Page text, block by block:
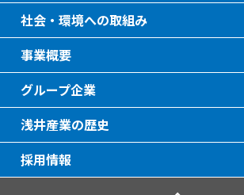
社会・環境への取組み
事業概要
グループ企業
浅井産業の歴史
採用情報